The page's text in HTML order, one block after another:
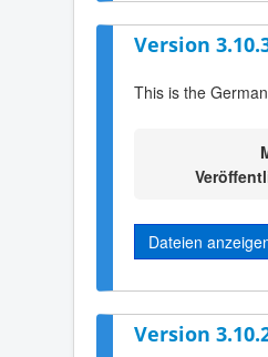
Version
This is the
Dateien
Version